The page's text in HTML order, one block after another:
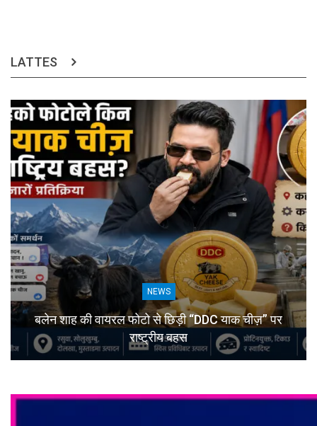
LATTES
NEWS
बलेन शाह की वायरल फोटो से छिड़ी “DDC याक चीज़” पर
राष्ट्रीय बहस